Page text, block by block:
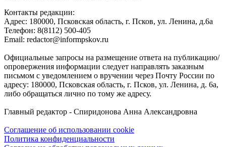
Контакты редакции:
Адреc: 180000, Псковская область, г. Псков, ул. Ленина, д.6а
Телефон: 8(8112) 500-405
Email: redactor@informpskov.ru
Официальные запросы на размещение ответа на публикацию/
опровержения информации следует направлять заказным
письмом с уведомлением о вручении через Почту России по
адресу: 180000, Псковская область, г. Псков, ул. Ленина, д. 6а,
либо обращаться лично по тому же адресу.
Главный редактор - Спиридонова Анна Александровна
Соглашение об использовании cookie
Политика конфиденциальности